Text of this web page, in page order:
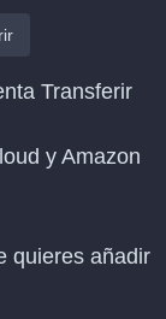
Transferir
y Amazon
quieres añadir